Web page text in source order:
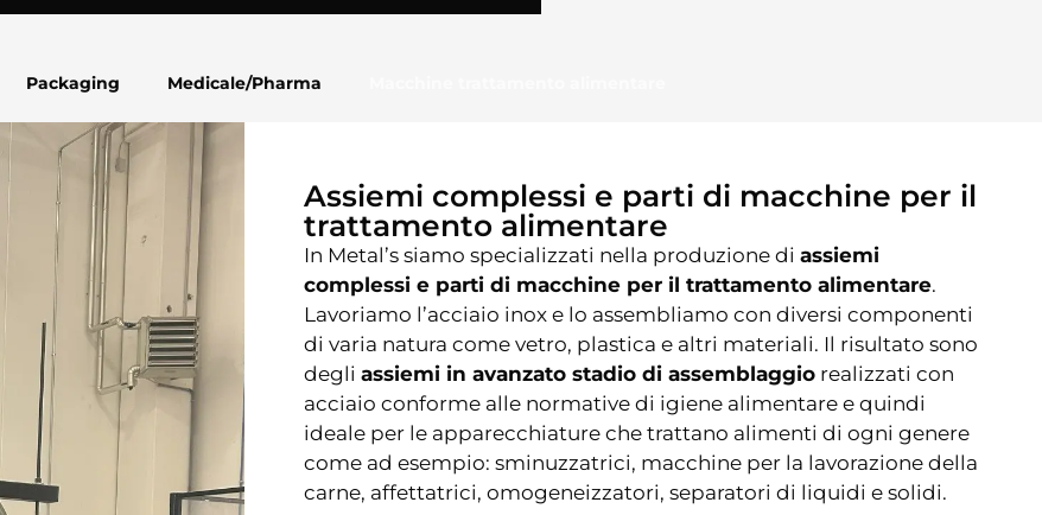
Packaging Medicale/Pharma
Assiemi complessi e parti di macchine per il
trattamento alimentare
In Metal’s siamo specializzati nella produzione di assiemi
complessi e parti di macchine per il trattamento alimentare.
Lavoriamo l’acciaio inox e lo assembliamo con diversi componenti
di varia natura come vetro, plastica e altri materiali. Il risultato sono
degli assiemi in avanzato stadio di assemblaggio realizzati con
acciaio conforme alle normative di igiene alimentare e quindi
ideale per le apparecchiature che trattano alimenti di ogni genere
come ad esempio: sminuzzatrici, macchine per la lavorazione della
carne, affettatrici, omogeneizzatori, separatori di liquidi e solidi.